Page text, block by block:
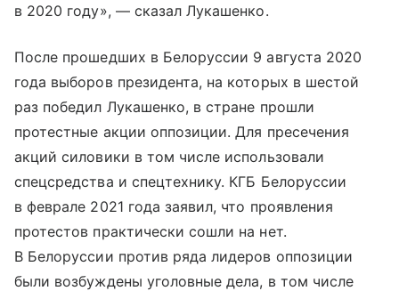
в 2020 году», — сказал Лукашенко.
После прошедших в Белоруссии 9 августа 2020
года выборов президента, на которых в шестой
раз победил Лукашенко, в стране прошли
протестные акции оппозиции. Для пресечения
акций силовики в том числе использовали
спецсредства и спецтехнику. КГБ Белоруссии
в феврале 2021 года заявил, что проявления
протестов практически сошли на нет.
В Белоруссии против ряда лидеров оппозиции
были возбуждены уголовные дела, в том числе